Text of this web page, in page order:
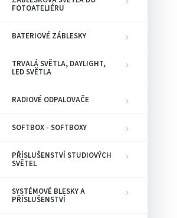
FOTOATELIÉRU
BATERIOVÉ ZÁBLESKY
TRVALÁ SVĚTLA, DAYLIGHT,
LED SVĚTLA
RADIOVÉ ODPALOVAČE
SOFTBOX - SOFTBOXY
PŘÍSLUŠENSTVÍ STUDIOVÝCH
SVĚTEL
SYSTÉMOVÉ BLESKY A
PŘÍSLUŠENSTVÍ